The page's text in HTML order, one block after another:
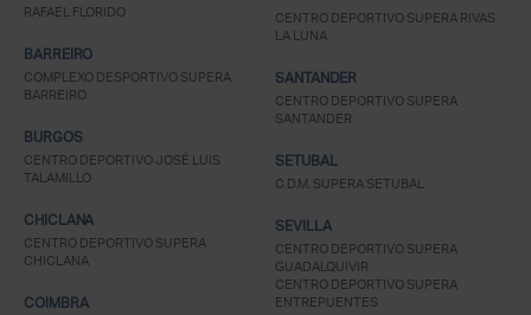
RAFAEL FLORIDO
BARREIRO
COMPLEXO DESPORTIVO SUPERA
BARREIRO
BURGOS
CENTRO DEPORTIVO JOSÉ LUIS
TALAMILLO
CHICLANA
CENTRO DEPORTIVO SUPERA
CHICLANA
COIMBRA
CENTRO DEPORTIVO SUPERA RIVAS
LA LUNA
SANTANDER
CENTRO DEPORTIVO SUPERA
SANTANDER
SETUBAL
C.D.M. SUPERA SETUBAL
SEVILLA
CENTRO DEPORTIVO SUPERA
GUADALQUIVIR
CENTRO DEPORTIVO SUPERA
ENTREPUENTES